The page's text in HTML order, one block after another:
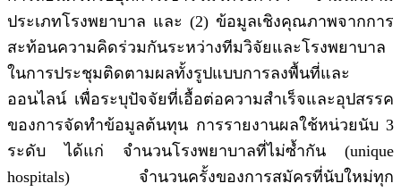
ประเภทโรงพยาบาล และ (2) ข้อมูลเชิงคุณภาพจากการ
สะท้อนความคิดร่วมกันระหว่างทีมวิจัยและโรงพยาบาล
ในการประชุมติดตามผลทั้งรูปแบบการลงพื้นที่และ
ออนไลน์ เพื่อระบุปัจจัยที่เอื้อต่อความสำเร็จและอุปสรรค
ของการจัดทำข้อมูลต้นทุน การรายงานผลใช้หน่วยนับ 3
ระดับ ได้แก่ จำนวนโรงพยาบาลที่ไม่ซ้ำกัน (unique
hospitals) จำนวนครั้งของการสมัครที่นับใหม่ทุก